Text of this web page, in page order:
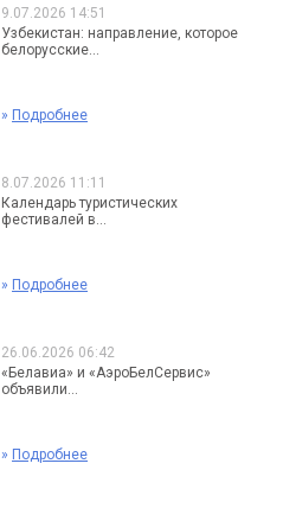
9.07.2026 14:51
Узбекистан: направление, которое
белорусские...
» Подробнее
8.07.2026 11:11
Календарь туристических
фестивалей в...
» Подробнее
26.06.2026 06:42
«Белавиа» и «АэроБелСервис»
объявили...
» Подробнее